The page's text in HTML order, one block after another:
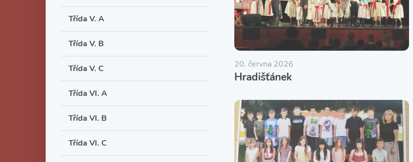
20. června 2026
Hradišťánek
Třída V. A
Třída V. B
Třída V. C
Třída VI. A
Třída VI. B
Třída VI. C